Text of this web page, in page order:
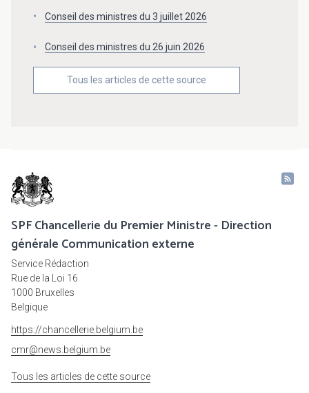
Conseil des ministres du 3 juillet 2026
Conseil des ministres du 26 juin 2026
Tous les articles de cette source
SPF Chancellerie du Premier Ministre - Direction
générale Communication externe
Service Rédaction
Rue de la Loi 16
1000 Bruxelles
Belgique
https://chancellerie.belgium.be
cmr@news.belgium.be
Tous les articles de cette source